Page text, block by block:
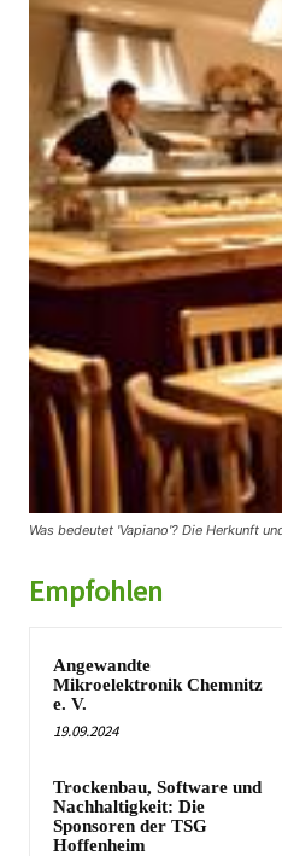
Was bedeutet 'Vapiano'? Die Herkunft
Empfohlen
Angewandte
Mikroelektronik Chemnitz
e. V.
19.09.2024
Trockenbau, Software und
Nachhaltigkeit: Die
Sponsoren der TSG
Hoffenheim